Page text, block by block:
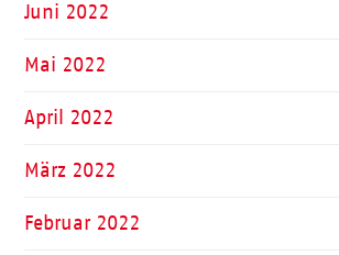
Juni 2022
Mai 2022
April 2022
März 2022
Februar 2022